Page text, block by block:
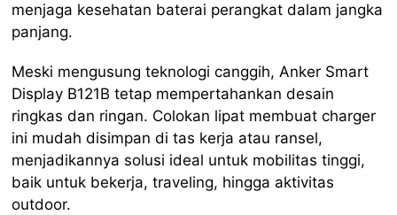
menjaga kesehatan baterai perangkat dalam jangka
panjang.
Meski mengusung teknologi canggih, Anker Smart
Display B121B tetap mempertahankan desain
ringkas dan ringan. Colokan lipat membuat charger
ini mudah disimpan di tas kerja atau ransel,
menjadikannya solusi ideal untuk mobilitas tinggi,
baik untuk bekerja, traveling, hingga aktivitas
outdoor.